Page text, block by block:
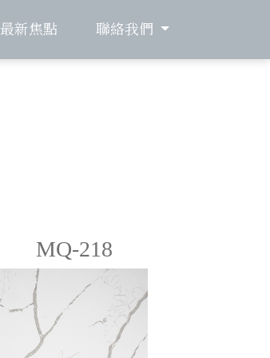
最新焦點 聯絡我們
MQ-218